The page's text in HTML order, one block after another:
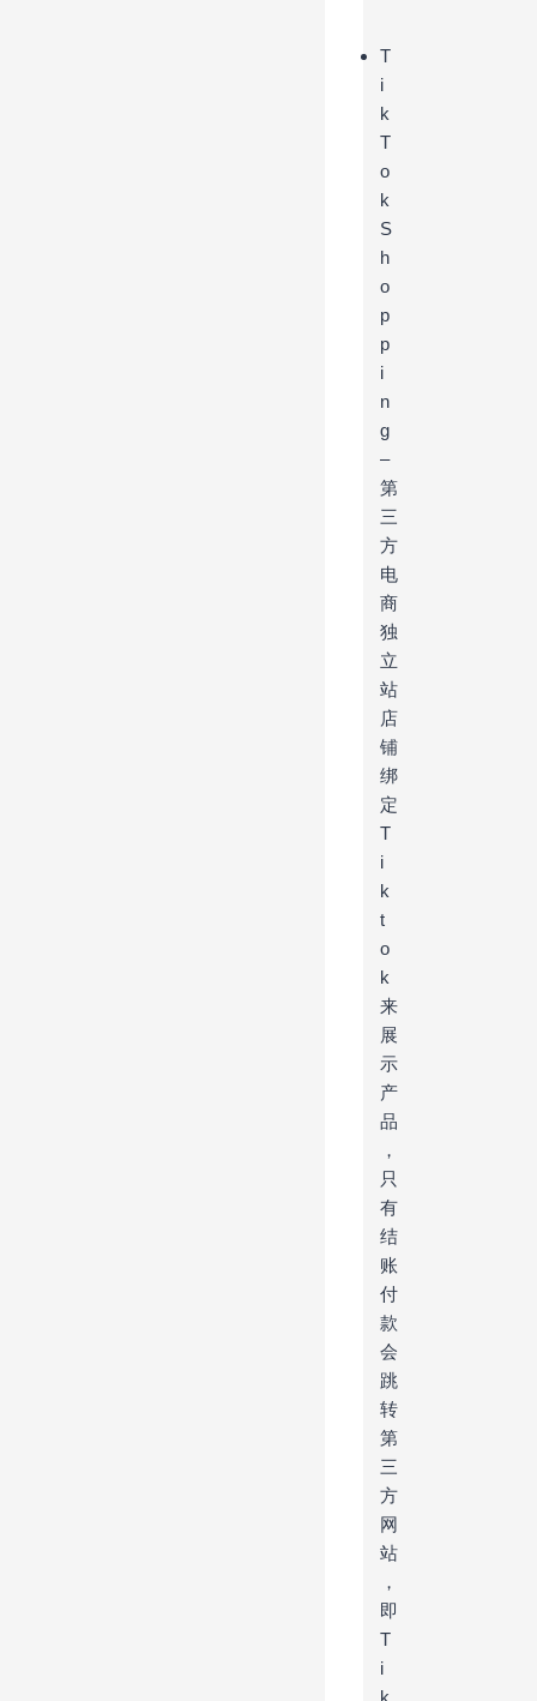
T
i
k
T
o
k
S
h
o
p
p
i
n
g
–
第
三
方
电
商
独
立
站
店
铺
绑
定
T
i
k
t
o
k
来
展
示
产
品
，
只
有
结
账
付
款
会
跳
转
第
三
方
网
站
，
即
T
i
k